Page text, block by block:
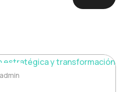
admin